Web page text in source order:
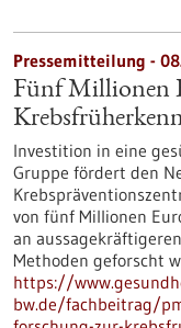
Pressemitteilung -
Fünf Millionen
Investition in eine
Gruppe fördert den
von fünf Millionen
an
Methoden geforscht
https://
bw.de/fachbeitrag/